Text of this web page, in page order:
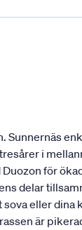
Sunnernäs
i
för
delar
eller
är